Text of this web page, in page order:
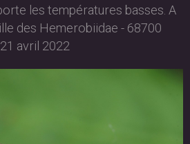
les températures basses. A
des Hemerobiidae - 68700
avril 2022